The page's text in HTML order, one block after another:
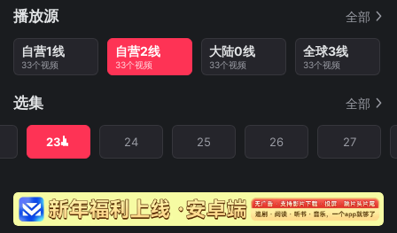
播放源 全部
自营1线
33个视频
自营2线
33个视频
大陆0线
33个视频
全球3线
33个视频
选集 全部
23 24 25 26 27